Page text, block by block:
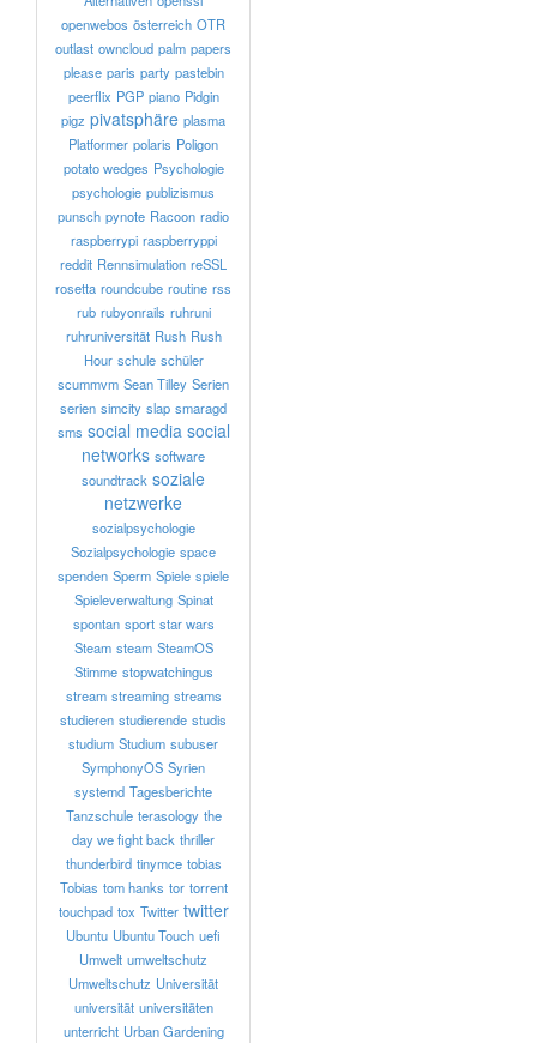
openwebos österreich OTR
outlast owncloud palm papers
please paris party pastebin
peerflix PGP piano Pidgin
pigz pivatsphäre plasma
Platformer polaris Poligon
potato wedges Psychologie
psychologie publizismus
punsch pynote Racoon radio
raspberrypi raspberryppi
reddit Rennsimulation reSSL
rosetta roundcube routine rss
rub rubyonrails ruhruni
ruhruniversität Rush Rush
Hour schule schüler
scummvm Sean Tilley Serien
serien simcity slap smaragd
sms social media social
networks software
soundtrack soziale
netzwerke
sozialpsychologie
Sozialpsychologie space
spenden Sperm Spiele spiele
Spieleverwaltung Spinat
spontan sport star wars
Steam steam SteamOS
Stimme stopwatchingus
stream streaming streams
studieren studierende studis
studium Studium subuser
SymphonyOS Syrien
systemd Tagesberichte
Tanzschule terasology the
day we fight back thriller
thunderbird tinymce tobias
Tobias tom hanks tor torrent
touchpad tox Twitter twitter
Ubuntu Ubuntu Touch uefi
Umwelt umweltschutz
Umweltschutz Universität
universität universitäten
unterricht Urban Gardening